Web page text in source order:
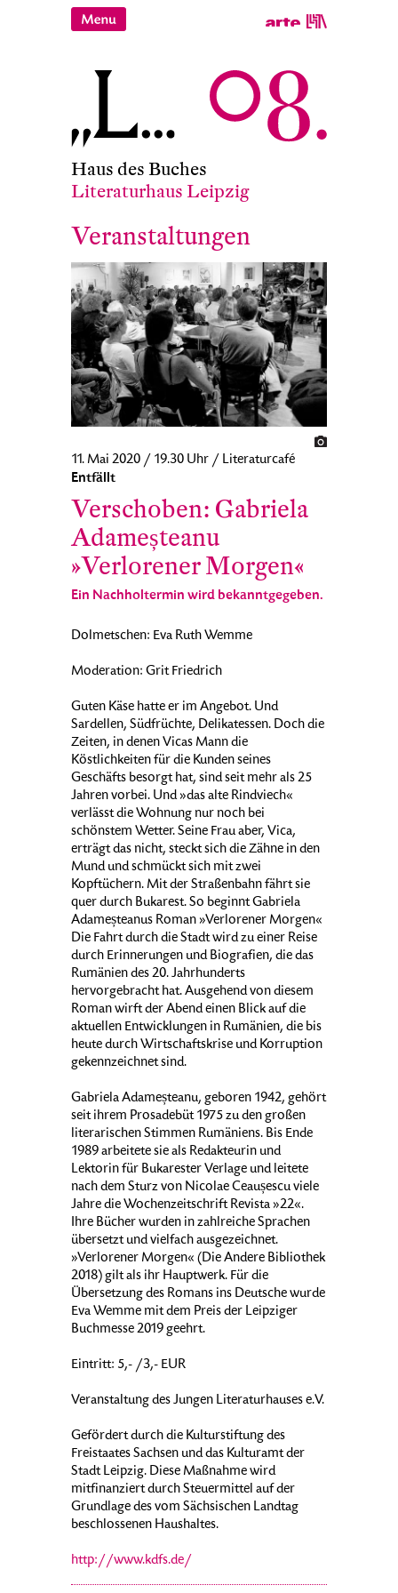
Haus des Buches
Literaturhaus Leipzig
Veranstaltungen
11. Mai 2020 / 19.30 Uhr / Literaturcafé
Entfällt
Verschoben: Gabriela
Adameșteanu
»Verlorener Morgen«
Ein Nachholtermin wird bekanntgegeben.
Dolmetschen: Eva Ruth Wemme
Moderation: Grit Friedrich
Guten Käse hatte er im Angebot. Und
Sardellen, Südfrüchte, Delikatessen. Doch die
Zeiten, in denen Vicas Mann die
Köstlichkeiten für die Kunden seines
Geschäfts besorgt hat, sind seit mehr als 25
Jahren vorbei. Und »das alte Rindviech«
verlässt die Wohnung nur noch bei
schönstem Wetter. Seine Frau aber, Vica,
erträgt das nicht, steckt sich die Zähne in den
Mund und schmückt sich mit zwei
Kopftüchern. Mit der Straßenbahn fährt sie
quer durch Bukarest. So beginnt Gabriela
Adameșteanus Roman »Verlorener Morgen«
Die Fahrt durch die Stadt wird zu einer Reise
durch Erinnerungen und Biografien, die das
Rumänien des 20. Jahrhunderts
hervorgebracht hat. Ausgehend von diesem
Roman wirft der Abend einen Blick auf die
aktuellen Entwicklungen in Rumänien, die bis
heute durch Wirtschaftskrise und Korruption
gekennzeichnet sind.
Gabriela Adameșteanu, geboren 1942, gehört
seit ihrem Prosadebüt 1975 zu den großen
literarischen Stimmen Rumäniens. Bis Ende
1989 arbeitete sie als Redakteurin und
Lektorin für Bukarester Verlage und leitete
nach dem Sturz von Nicolae Ceaușescu viele
Jahre die Wochenzeitschrift Revista »22«.
Ihre Bücher wurden in zahlreiche Sprachen
übersetzt und vielfach ausgezeichnet.
»Verlorener Morgen« (Die Andere Bibliothek
2018) gilt als ihr Hauptwerk. Für die
Übersetzung des Romans ins Deutsche wurde
Eva Wemme mit dem Preis der Leipziger
Buchmesse 2019 geehrt.
Eintritt: 5,- /3,- EUR
Veranstaltung des Jungen Literaturhauses e.V.
Gefördert durch die Kulturstiftung des
Freistaates Sachsen und das Kulturamt der
Stadt Leipzig. Diese Maßnahme wird
mitfinanziert durch Steuermittel auf der
Grundlage des vom Sächsischen Landtag
beschlossenen Haushaltes.
http://www.kdfs.de/